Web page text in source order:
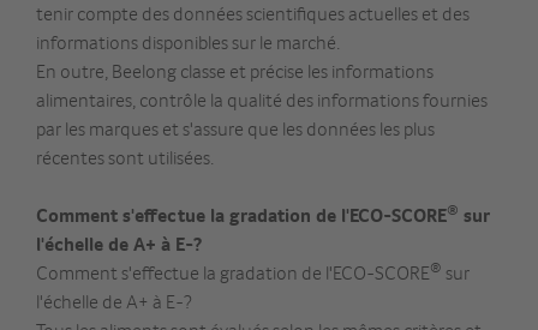
tenir compte des données scientifiques actuelles et des
informations disponibles sur le marché.
En outre, Beelong classe et précise les informations
alimentaires, contrôle la qualité des informations fournies
par les marques et s'assure que les données les plus
récentes sont utilisées.
Comment s'effectue la gradation de l'ECO-SCORE® sur
l'échelle de A+ à E-?
Comment s'effectue la gradation de l'ECO-SCORE® sur
l'échelle de A+ à E-?